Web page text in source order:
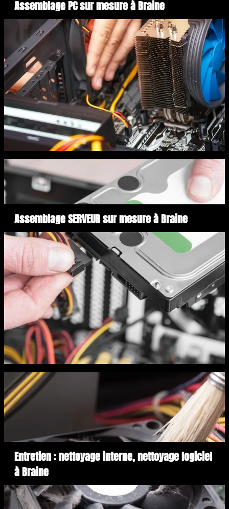
Assemblage PC sur mesure à Braine
Assemblage SERVEUR sur mesure à Braine
Entretien : nettoyage interne, nettoyage logiciel
à Braine